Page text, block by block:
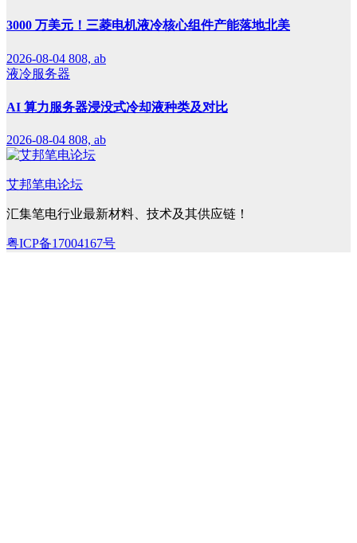
3000 万美元！三菱电机液冷核心组件产能落地北美
2026-08-04 808, ab
液冷服务器
AI 算力服务器浸没式冷却液种类及对比
2026-08-04 808, ab
艾邦笔电论坛
汇集笔电行业最新材料、技术及其供应链！
粤ICP备17004167号